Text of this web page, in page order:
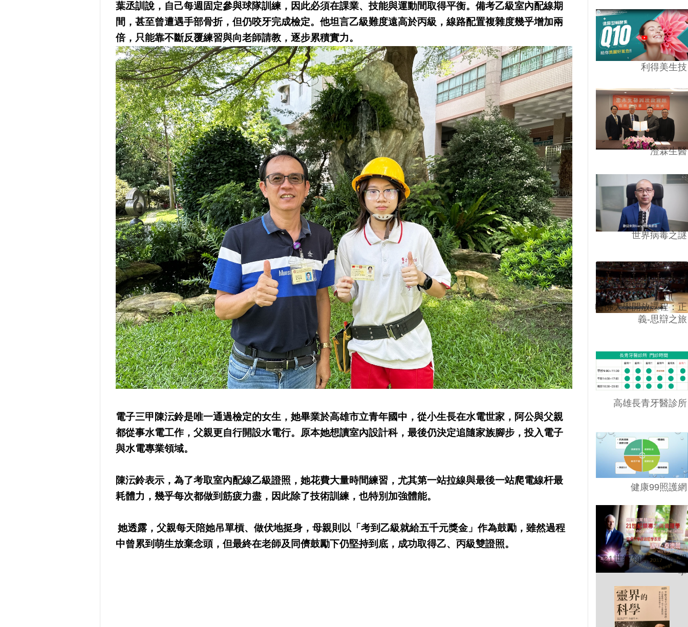
葉丞訓說，自己每週固定參與球隊訓練，因此必須在課業、技能與運動間取得平衡。備考乙級室內配線期
間，甚至曾遭遇手部骨折，但仍咬牙完成檢定。他坦言乙級難度遠高於丙級，線路配置複雜度幾乎增加兩
倍，只能靠不斷反覆練習與向老師請教，逐步累積實力。
電子三甲陳沄鈴是唯一通過檢定的女生，她畢業於高雄市立青年國中，從小生長在水電世家，阿公與父親
都從事水電工作，父親更自行開設水電行。原本她想讀室內設計科，最後仍決定追隨家族腳步，投入電子
與水電專業領域。
陳沄鈴表示，為了考取室內配線乙級證照，她花費大量時間練習，尤其第一站拉線與最後一站爬電線杆最
耗體力，幾乎每次都做到筋疲力盡，因此除了技術訓練，也特別加強體能。
她透露，父親每天陪她吊單槓、做伏地挺身，母親則以「考到乙級就給五千元獎金」作為鼓勵，雖然過程
中曾累到萌生放棄念頭，但最終在老師及同儕鼓勵下仍堅持到底，成功取得乙、丙級雙證照。
利得美生技
澄霖生醫
世界病毒之謎
哈佛大學開放課程：正
義-思辯之旅
高雄長青牙醫診所
健康99照護網
21世紀領導力與倫理
學